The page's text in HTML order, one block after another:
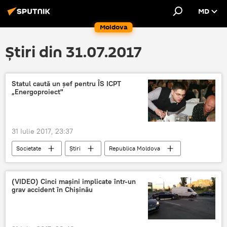
Moldova
MD
Știri din 31.07.2017
Statul caută un șef pentru ÎS ICPT
„Energoproiect"
31 Iulie 2017, 23:37
Societate Știri
Republica Moldova
ministerul Economiei și Infrastructurii
loc de muncă
Concurs
Administrator
Job
(VIDEO) Cinci maşini implicate într-un
grav accident în Chişinău